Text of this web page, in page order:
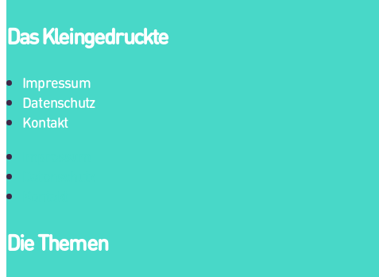
Das Kleingedruckte
Impressum
Datenschutz
Kontakt
Die Themen